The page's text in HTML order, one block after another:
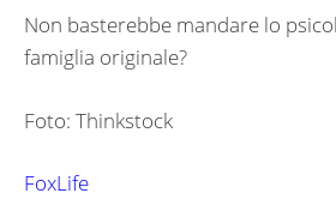
Non basterebbe mandare lo
famiglia originale?
Foto: Thinkstock
FoxLife